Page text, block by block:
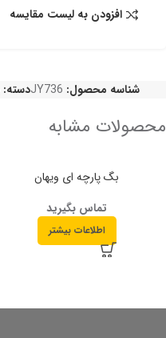
افزودن به لیست مقایسه
شناسه محصول: JY736دسته:
محصولات مشابه
بگ پارچه ای ویهان
تماس بگیرید
اطلاعات بیشتر